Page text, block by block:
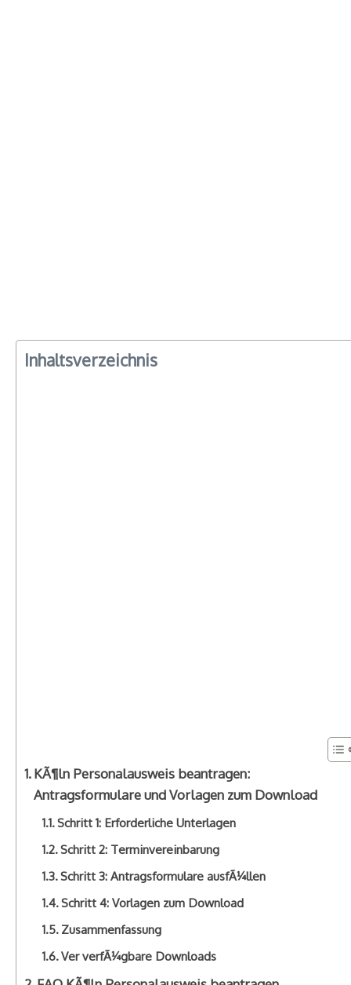
Inhaltsverzeichnis
KÃ¶ln Personalausweis beantragen:
Antragsformulare und Vorlagen zum Download
Schritt 1: Erforderliche Unterlagen
Schritt 2: Terminvereinbarung
Schritt 3: Antragsformulare ausfÃ¼llen
Schritt 4: Vorlagen zum Download
Zusammenfassung
Ver verfÃ¼gbare Downloads